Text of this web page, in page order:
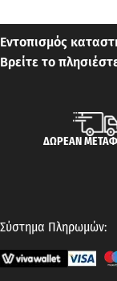
Εντοπισμός
Βρείτε το
ΔΩΡΕΑΝ
Σύστημα Πληρωμών: